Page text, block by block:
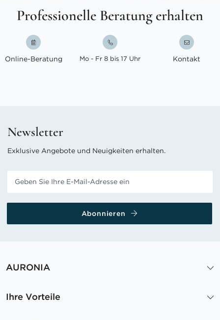
Professionelle Beratung erhalten
Online-Beratung Mo - Fr 8 bis 17 Uhr Kontakt
Newsletter
Exklusive Angebote und Neuigkeiten erhalten.
Abonnieren
AURONIA
Ihre Vorteile